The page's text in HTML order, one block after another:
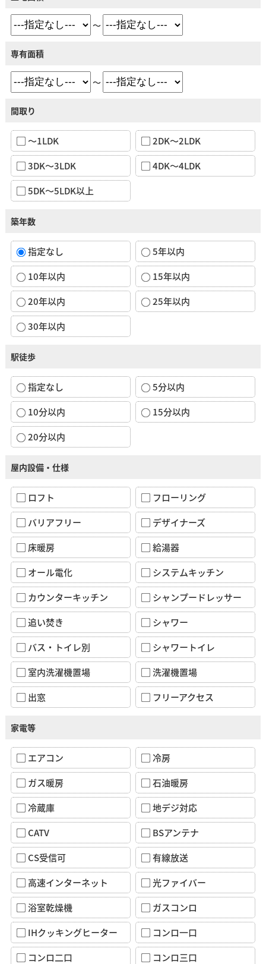
～
専有面積
～
間取り
～1LDK
2DK～2LDK
3DK～3LDK
4DK～4LDK
5DK～5LDK以上
築年数
指定なし
5年以内
10年以内
15年以内
20年以内
25年以内
30年以内
駅徒歩
指定なし
5分以内
10分以内
15分以内
20分以内
屋内設備・仕様
ロフト
フローリング
バリアフリー
デザイナーズ
床暖房
給湯器
オール電化
システムキッチン
カウンターキッチン
シャンプードレッサー
追い焚き
シャワー
バス・トイレ別
シャワートイレ
室内洗濯機置場
洗濯機置場
出窓
フリーアクセス
家電等
エアコン
冷房
ガス暖房
石油暖房
冷蔵庫
地デジ対応
CATV
BSアンテナ
CS受信可
有線放送
高速インターネット
光ファイバー
浴室乾燥機
ガスコンロ
IHクッキングヒーター
コンロ一口
コンロ二口
コンロ三口